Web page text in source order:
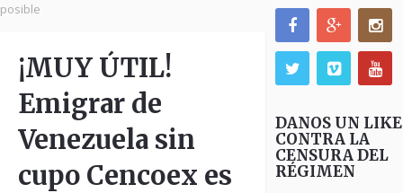
posible
¡MUY ÚTIL!
Emigrar de
Venezuela sin
cupo Cencoex es
DANOS UN LIKE
CONTRA LA
CENSURA DEL
RÉGIMEN